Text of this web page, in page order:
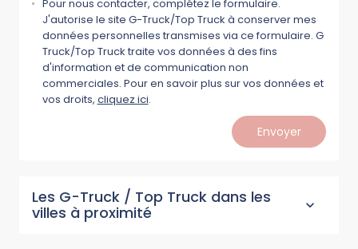
Pour nous contacter, complétez le formulaire.
J'autorise le site G-Truck/Top Truck à conserver mes
données personnelles transmises via ce formulaire. G
Truck/Top Truck traite vos données à des fins
d'information et de communication non
commerciales. Pour en savoir plus sur vos données et
vos droits, cliquez ici.
Envoyer
Les G-Truck / Top Truck dans les
villes à proximité